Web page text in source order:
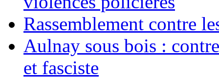
Rassemblement contre
Aulnay sous bois :
et fasciste